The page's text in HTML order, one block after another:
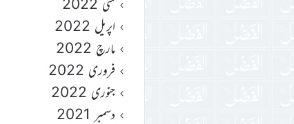
مئی 2022
اپریل 2022
مارچ 2022
فروری 2022
جنوری 2022
دسمبر 2021